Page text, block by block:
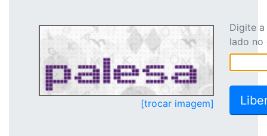
[trocar imagem]
Digite
lado no